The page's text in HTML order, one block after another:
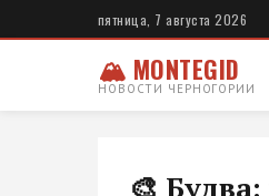
пятница, 7 августа 2026
🏔 MONTEGID
НОВОСТИ ЧЕРНОГОРИИ
🎨